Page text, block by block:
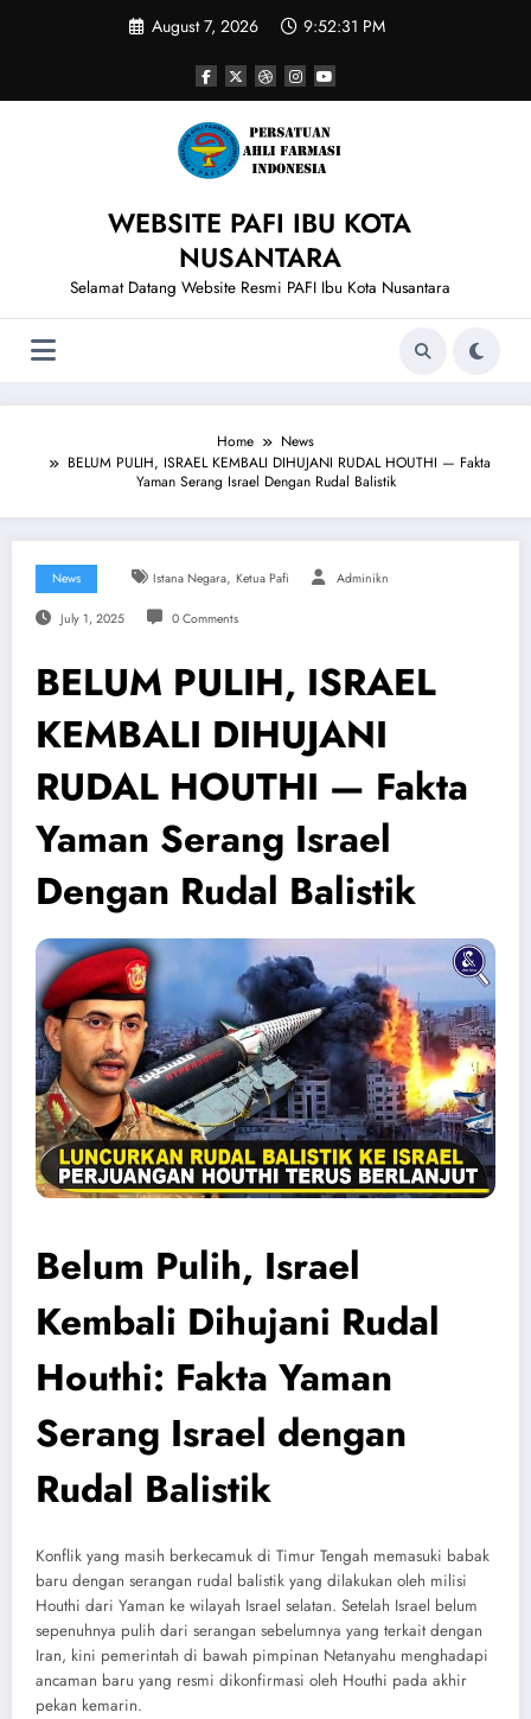
August 7, 2026 9:52:32 PM
WEBSITE PAFI IBU KOTA
NUSANTARA
Selamat Datang Website Resmi PAFI Ibu Kota Nusantara
Home
News
BELUM PULIH, ISRAEL KEMBALI DIHUJANI RUDAL HOUTHI — Fakta
Yaman Serang Israel Dengan Rudal Balistik
News Istana Negara, Ketua Pafi Adminikn
July 1, 2025 0 Comments
BELUM PULIH, ISRAEL
KEMBALI DIHUJANI
RUDAL HOUTHI — Fakta
Yaman Serang Israel
Dengan Rudal Balistik
Belum Pulih, Israel
Kembali Dihujani Rudal
Houthi: Fakta Yaman
Serang Israel dengan
Rudal Balistik
Konflik yang masih berkecamuk di Timur Tengah memasuki babak
baru dengan serangan rudal balistik yang dilakukan oleh milisi
Houthi dari Yaman ke wilayah Israel selatan. Setelah Israel belum
sepenuhnya pulih dari serangan sebelumnya yang terkait dengan
Iran, kini pemerintah di bawah pimpinan Netanyahu menghadapi
ancaman baru yang resmi dikonfirmasi oleh Houthi pada akhir
pekan kemarin.